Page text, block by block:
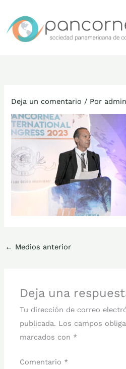
contenido
Deja un comentario / Por admin
← Medios anterior
Deja una
Tu dirección de correo
publicada. Los campos
marcados con *
Comentario *